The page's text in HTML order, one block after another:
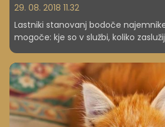
29. 08. 2018 11.32
Lastniki stanovanj bodoče
mogoče: kje so v službi, koliko
stanovanjih so nezaželeni kadilci,
otroci.